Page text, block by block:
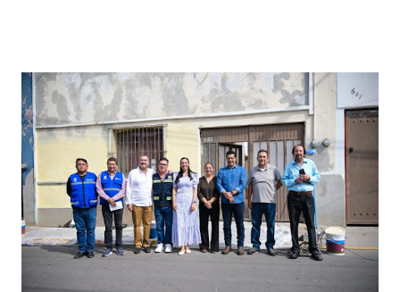
conoces ni la mitad de lo que deberías saber. Pero incluso
quienes ya han tenido relaciones sexuales no son expertos
o expertas en el tema. Siempre hay algo nuevo que
aprender y nuevas experiencias que conocer. Si eres una
chica y aún no has tenido relaciones sexuales, tal vez
pienses que el sexo será increíble y no puedas esperar para
experimentarlo, pero como cualquier persona con
experiencia te dirá, siempre es mejor cuando ambas partes